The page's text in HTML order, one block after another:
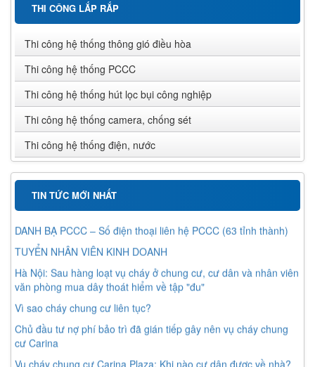
THI CÔNG LẮP RẮP
Thi công hệ thống thông gió điều hòa
Thi công hệ thống PCCC
Thi công hệ thống hút lọc bụi công nghiệp
Thi công hệ thống camera, chống sét
Thi công hệ thống điện, nước
TIN TỨC MỚI NHẤT
DANH BẠ PCCC – Số điện thoại liên hệ PCCC (63 tỉnh thành)
TUYỂN NHÂN VIÊN KINH DOANH
Hà Nội: Sau hàng loạt vụ cháy ở chung cư, cư dân và nhân viên
văn phòng mua dây thoát hiểm về tập "đu"
Vì sao cháy chung cư liên tục?
Chủ đầu tư nợ phí bảo trì đã gián tiếp gây nên vụ cháy chung
cư Carina
Vụ cháy chung cư Carina Plaza: Khi nào cư dân được về nhà?